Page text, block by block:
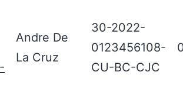
Andre De
La Cruz
30-2022-
0123456108-
CU-BC-CJC